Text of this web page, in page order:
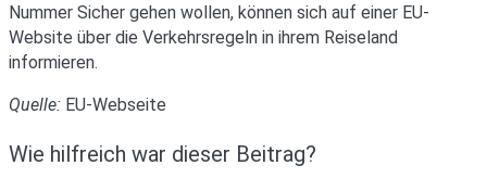
Nummer Sicher gehen wollen, können sich auf einer EU-
Website über die Verkehrsregeln in ihrem Reiseland
informieren.
Quelle: EU-Webseite
Wie hilfreich war dieser Beitrag?